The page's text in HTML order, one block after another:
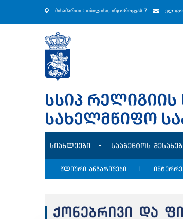
მისამართი : თბილისი, ინგოროყვას 7 ელ
სიახლეები სააგენტოს შესახებ
წლიური ანგარიშები
ქონებრივი და